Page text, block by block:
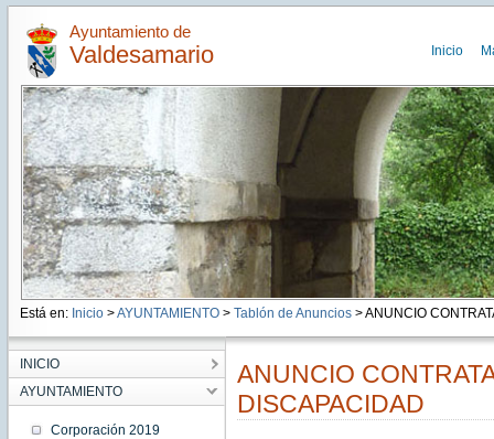
Ayuntamiento de
Valdesamario Inicio
Está en: Inicio >AYUNTAMIENTO> Tablón de Anuncios> ANUNCIO
INICIO
AYUNTAMIENTO
Corporación 2019
ANUNCIO
DISCAPACIDAD